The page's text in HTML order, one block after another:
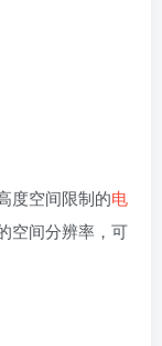
度空间限制的电
空间分辨率，可